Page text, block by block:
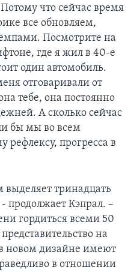
что сейчас время
все обновляем,
Посмотрите на
где я жил в 40-е
один автомобиль.
отговаривали от
тебе, она постоянно
А сколько сейчас
бы мы во всем
рефлексу, прогресса в
тринадцать
продолжает Кэпрал. –
гордиться всеми 50
на
новом дизайне имеют
в отношении